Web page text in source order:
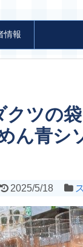
情報
ツの
青シ
2025/5/18